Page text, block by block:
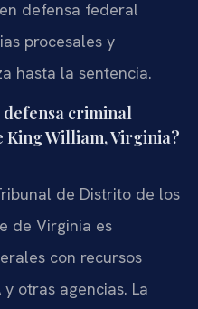
defensa federal
procesales y
hasta la sentencia.
defensa criminal
King William, Virginia?
de Distrito de los
de Virginia es
con recursos
otras agencias. La